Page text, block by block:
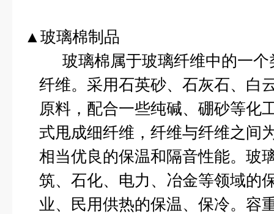
▲玻璃棉制品
玻璃棉属于玻璃纤维中的一
纤维。采用石英砂、石灰石、白
原料，配合一些纯碱、硼砂等化
式甩成细纤维，纤维与纤维之间
相当优良的保温和隔音性能。玻
筑、石化、电力、冶金等领域的
业、民用供热的保温、保冷。容